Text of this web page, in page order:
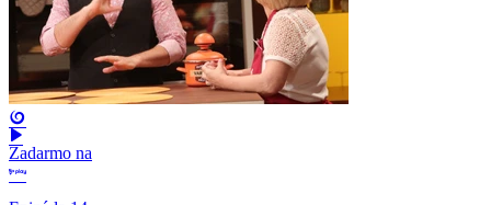
Zadarmo na